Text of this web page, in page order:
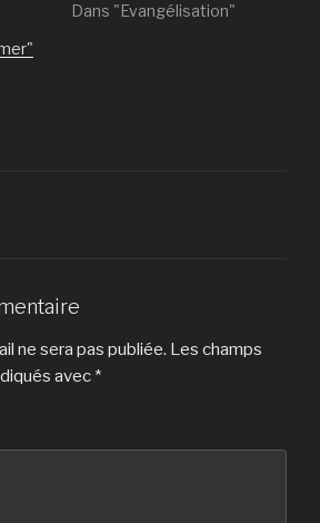
Dans "Evangélisation"
ne sera pas publiée. Les champs
avec *